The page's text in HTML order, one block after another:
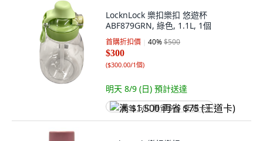
LocknLock 樂扣樂扣 悠遊杯
ABF879GRN, 綠色, 1.1L, 1個
首購折扣價 40%$500
$300
($300.00/1個)
明天 8/9 (日) 預計送達
满 $1,500 再省 $75 (王道卡)